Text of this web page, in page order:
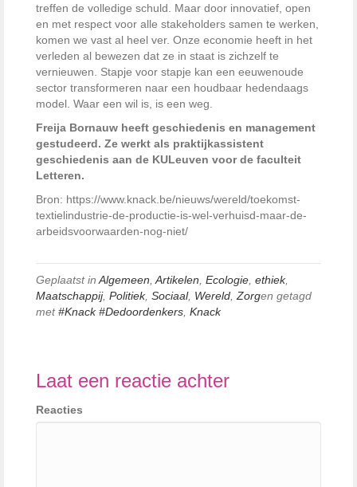
treffen de volledige schuld. Maar door innovatief, open
en met respect voor alle stakeholders samen te werken,
komen we vast al heel ver. Onze economie heeft in het
verleden al bewezen dat ze in staat is zichzelf te
vernieuwen. Stapje voor stapje kan een eeuwenoude
sector transformeren naar een houdbaar hedendaags
model. Waar een wil is, is een weg.
Freija Bornauw heeft geschiedenis en management
gestudeerd. Ze werkt als praktijkassistent
geschiedenis aan de KULeuven voor de faculteit
Letteren.
Bron: https://www.knack.be/nieuws/wereld/toekomst-
textielindustrie-de-productie-is-wel-verhuisd-maar-de-
arbeidsvoorwaarden-nog-niet/
Geplaatst inAlgemeen,Artikelen, Ecologie, ethiek,
Maatschappij, Politiek, Sociaal, Wereld,Zorgen getagd
met#Knack #Dedoordenkers, Knack
Laat een reactie achter
Reacties